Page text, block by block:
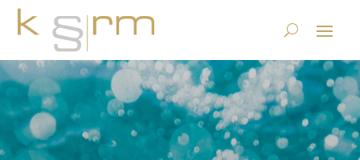
Rasanter